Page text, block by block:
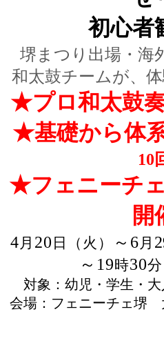
初心者
堺まつり出場・海
和太鼓チームが、
★プロ和太鼓
★基礎から体
10
★フェニーチ
開
4 月 20 日（火） ～ 6 月
～ 19時30分
対象：幼児・学生・
会場：フェニーチェ堺